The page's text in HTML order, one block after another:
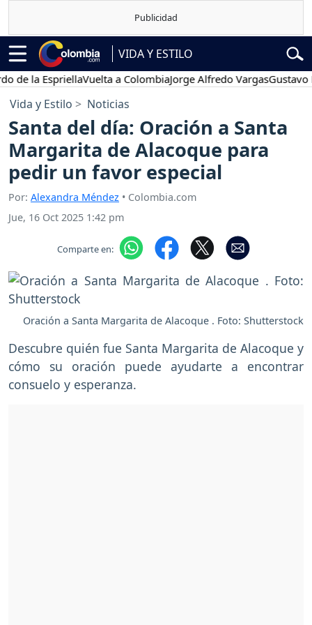
VIDA Y ESTILO
la EspriellaVuelta a ColombiaJorge Alfredo VargasGustavo Petro
Vida y Estilo Noticias
Santa del día: Oración a Santa
Margarita de Alacoque para
pedir un favor especial
Por: Alexandra Méndez • Colombia.com
Jue, 16 Oct 2025 1:42 pm
Comparte en:
Oración a Santa Margarita de Alacoque . Foto: Shutterstock
Descubre quién fue Santa Margarita de Alacoque y
cómo su oración puede ayudarte a encontrar
consuelo y esperanza.